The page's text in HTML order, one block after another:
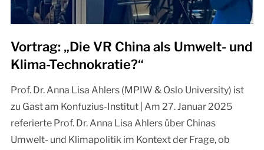
Vortrag: „Die VR China als Umwelt- und
Klima-Technokratie?“
Prof. Dr. Anna Lisa Ahlers (MPIW & Oslo University) ist
zu Gast am Konfuzius-Institut | Am 27. Januar 2025
referierte Prof. Dr. Anna Lisa Ahlers über Chinas
Umwelt- und Klimapolitik im Kontext der Frage, ob